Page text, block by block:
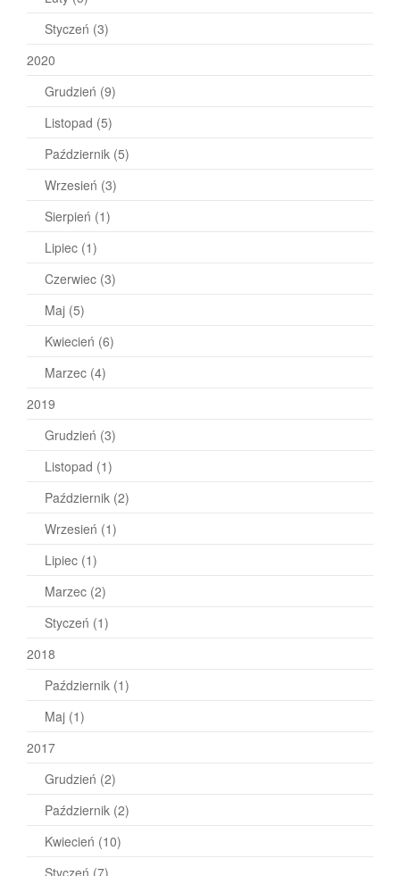
Styczeń (3)
2020
Grudzień (9)
Listopad (5)
Październik (5)
Wrzesień (3)
Sierpień (1)
Lipiec (1)
Czerwiec (3)
Maj (5)
Kwiecień (6)
Marzec (4)
2019
Grudzień (3)
Listopad (1)
Październik (2)
Wrzesień (1)
Lipiec (1)
Marzec (2)
Styczeń (1)
2018
Październik (1)
Maj (1)
2017
Grudzień (2)
Październik (2)
Kwiecień (10)
Styczeń (7)